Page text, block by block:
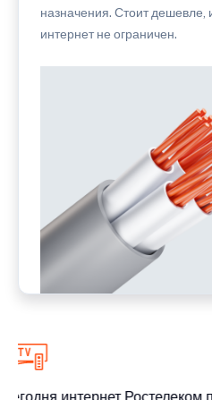
назначения. Стоит дешевле,
интернет не ограничен.